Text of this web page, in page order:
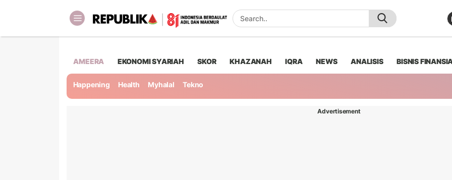
AMEERA EKONOMI SYARIAH SKOR KHAZANAH IQRA NEWS ANALISIS BISNIS
Happening Health Myhalal Tekno
Advertisement